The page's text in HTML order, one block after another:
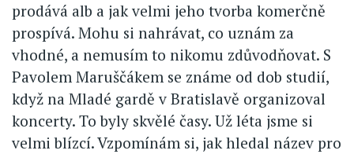
prodává alb a jak velmi jeho tvorba komerčně
prospívá. Mohu si nahrávat, co uznám za
vhodné, a nemusím to nikomu zdůvodňovat. S
Pavolem Maruščákem se známe od dob studií,
když na Mladé gardě v Bratislavě organizoval
koncerty. To byly skvělé časy. Už léta jsme si
velmi blízcí. Vzpomínám si, jak hledal název pro